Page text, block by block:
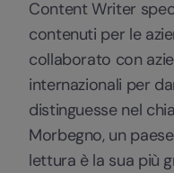
Content Writer
contenuti per le
collaborato con
internazionali per
distinguesse nel
Morbegno, un
lettura è la sua più